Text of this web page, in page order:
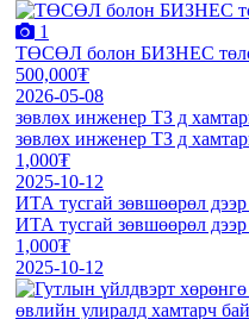
1
ТӨСӨЛ болон БИЗНЕС
500,000₮
2026-05-08
зөвлөх инженер ТЗ д
зөвлөх инженер ТЗ д
1,000₮
2025-10-12
ИТА тусгай зөвшөөрөл дээр
ИТА тусгай зөвшөөрөл дээр
1,000₮
2025-10-12